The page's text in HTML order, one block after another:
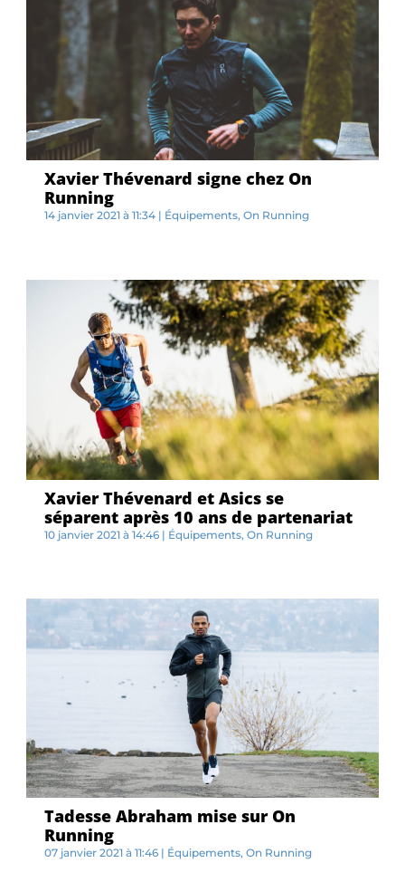
Xavier Thévenard signe chez On
Running
14 janvier 2021 à 11:34 | Équipements, On Running
Xavier Thévenard et Asics se
séparent après 10 ans de partenariat
10 janvier 2021 à 14:46 | Équipements, On Running
Tadesse Abraham mise sur On
Running
07 janvier 2021 à 11:46 | Équipements, On Running